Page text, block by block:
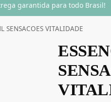
garantida para todo Brasil!
SENSACOES VITALIDADE